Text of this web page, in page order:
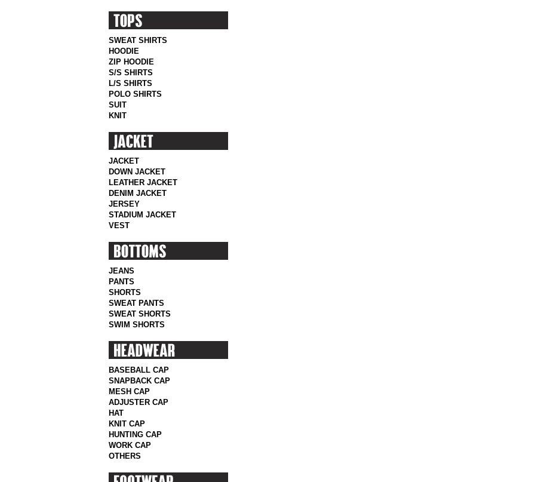
SWEAT SHIRTS
HOODIE
ZIP HOODIE
S/S SHIRTS
L/S SHIRTS
POLO SHIRTS
SUIT
KNIT
JACKET
DOWN JACKET
LEATHER JACKET
DENIM JACKET
JERSEY
STADIUM JACKET
VEST
JEANS
PANTS
SHORTS
SWEAT PANTS
SWEAT SHORTS
SWIM SHORTS
BASEBALL CAP
SNAPBACK CAP
MESH CAP
ADJUSTER CAP
HAT
KNIT CAP
HUNTING CAP
WORK CAP
OTHERS